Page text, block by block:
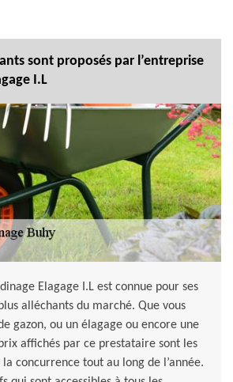
sont proposés par l’entreprise
I.L
Elagage I.L est connue pour ses
alléchants du marché. Que vous
gazon, ou un élagage ou encore une
affichés par ce prestataire sont les
concurrence tout au long de l’année.